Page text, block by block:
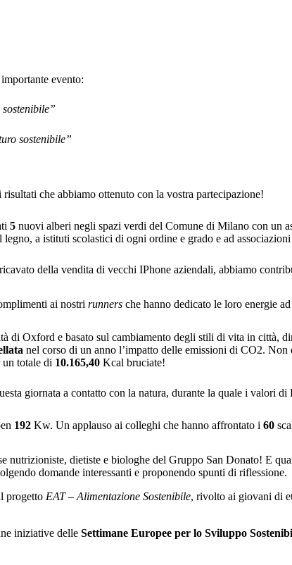
evento:
sostenibile”
che abbiamo ottenuto con la vostra partecipazione!
5 nuovi alberi negli spazi verdi del Comune di Milano con un
a istituti scolastici di ogni ordine e grado e ad
della vendita di vecchi IPhone aziendali, abbiamo
ai nostri runners che hanno dedicato le loro energie
di Oxford e basato sul cambiamento degli stili di vita in città,
nel corso di un anno l’impatto delle emissioni di CO2. Non
un totale di 10.165,40 Kcal bruciate!
giornata a contatto con la natura, durante la quale i valori
192 Kw. Un applauso ai colleghi che hanno affrontato i 60
nutrizioniste, dietiste e biologhe del Gruppo San Donato! E
domande interessanti e proponendo spunti di riflessione.
progetto EAT – Alimentazione Sostenibile, rivolto ai giovani di
iniziative delle Settimane Europee per lo Sviluppo